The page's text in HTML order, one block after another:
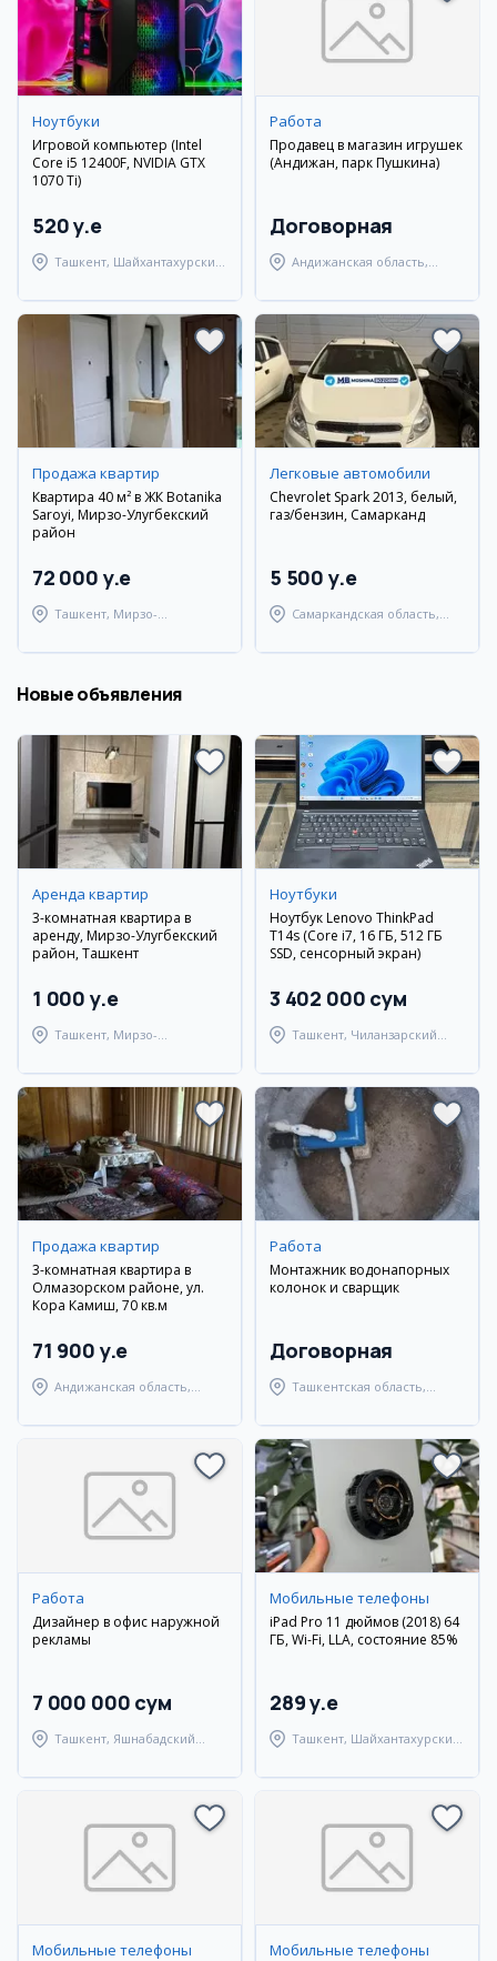
Ноутбуки
Игровой компьютер (Intel
Core i5 12400F, NVIDIA GTX
1070 Ti)
520 y.e
Ташкент, Шайхантахурский
Работа
Продавец в магазин игрушек
(Андижан, парк Пушкина)
Договорная
Андижанская область,
Продажа квартир
Квартира 40 м² в ЖК Botanika
Saroyi, Мирзо-Улугбекский
район
72 000 y.e
Ташкент, Мирзо-
Легковые автомобили
Chevrolet Spark 2013, белый,
газ/бензин, Самарканд
5 500 y.e
Самаркандская область,
Новые объявления
Аренда квартир
3-комнатная квартира в
аренду, Мирзо-Улугбекский
район, Ташкент
1 000 y.e
Ташкент, Мирзо-
Ноутбуки
Ноутбук Lenovo ThinkPad
T14s (Core i7, 16 ГБ, 512 ГБ
SSD, сенсорный экран)
3 402 000 сум
Ташкент, Чиланзарский
Продажа квартир
3-комнатная квартира в
Олмазорском районе, ул.
Кора Камиш, 70 кв.м
71 900 y.e
Андижанская область,
Работа
Монтажник водонапорных
колонок и сварщик
Договорная
Ташкентская область,
Работа
Дизайнер в офис наружной
рекламы
7 000 000 сум
Ташкент, Яшнабадский
Мобильные телефоны
iPad Pro 11 дюймов (2018) 64
ГБ, Wi-Fi, LLA, состояние 85%
289 y.e
Ташкент, Шайхантахурский
Мобильные телефоны Мобильные телефоны